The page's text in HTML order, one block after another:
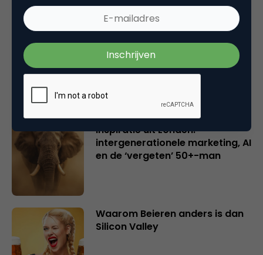
Creatieve sector als aanjager
van innovatie en ontsluiter en
verbinder van industrieën
ooit
Inspiratie uit Londen:
intergenerationele marketing, AI
en de ‘vergeten’ 50+-man
Waarom Beieren anders is dan
Silicon Valley